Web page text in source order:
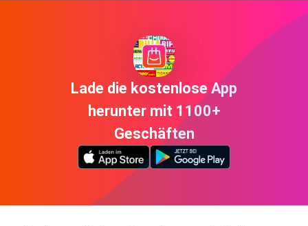
Lade die kostenlose App
herunter mit 1100+
Geschäften